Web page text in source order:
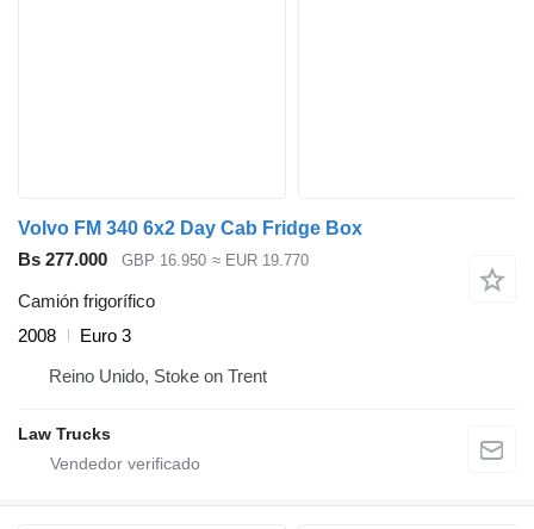
Volvo FM 340 6x2 Day Cab Fridge Box
Bs 277.000
GBP 16.950 ≈ EUR 19.770
Camión frigorífico
2008
Euro 3
Reino Unido, Stoke on Trent
Law Trucks